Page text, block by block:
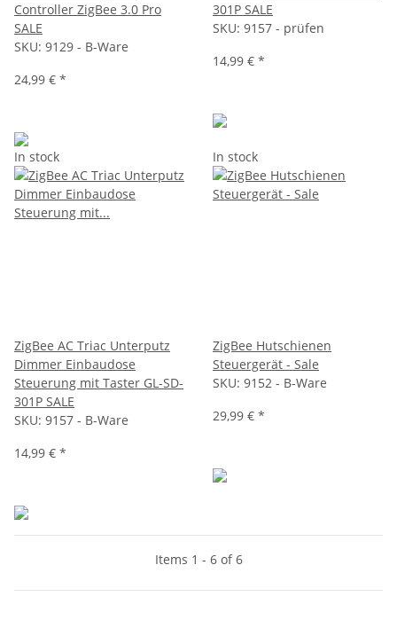
Controller ZigBee 3.0 Pro
SALE
SKU: 9129 - B-Ware
24,99 € *
301P SALE
SKU: 9157 - prüfen
14,99 € *
In stock
ZigBee AC Triac Unterputz
Dimmer Einbaudose
Steuerung mit Taster GL-SD-
301P SALE
SKU: 9157 - B-Ware
14,99 € *
In stock
ZigBee Hutschienen
Steuergerät - Sale
SKU: 9152 - B-Ware
29,99 € *
Items 1 - 6 of 6